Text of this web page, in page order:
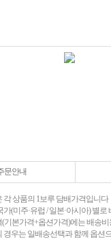
문안내
각 상품의 1보루 담배가격입니다
가(미주·유럽 / 일본·아시아) 별
(기본가격+옵션가격)에는 배송
경우는 일배송선택과 함께 옵션